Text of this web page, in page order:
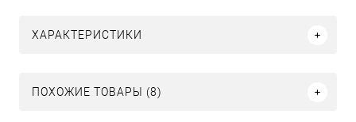
ХАРАКТЕРИСТИКИ
ПОХОЖИЕ ТОВАРЫ (8)